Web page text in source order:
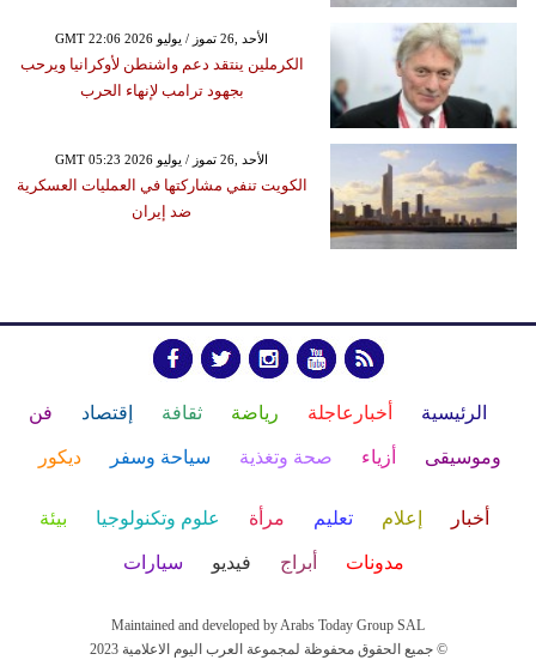
GMT 22:06 2026 الأحد ,26 تموز / يوليو
الكرملين ينتقد دعم واشنطن لأوكرانيا ويرحب
بجهود ترامب لإنهاء الحرب
GMT 05:23 2026 الأحد ,26 تموز / يوليو
الكويت تنفي مشاركتها في العمليات العسكرية
ضد إيران
الرئيسية أخبارعاجلة رياضة ثقافة إقتصاد فن
وموسيقى أزياء صحة وتغذية سياحة وسفر ديكور
أخبار إعلام تعليم مرأة علوم وتكنولوجيا بيئة
مدونات أبراج فيديو سيارات
Maintained and developed by Arabs Today Group SAL
جميع الحقوق محفوظة لمجموعة العرب اليوم الاعلامية 2023 ©